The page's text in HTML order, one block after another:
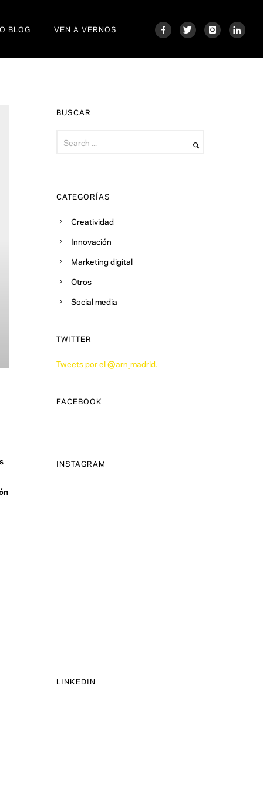
BLOG VEN A VERNOS
BUSCAR
CATEGORÍAS
Creatividad
Innovación
Marketing digital
Otros
Social media
TWITTER
Tweets por el @arn_madrid.
FACEBOOK
INSTAGRAM
LINKEDIN